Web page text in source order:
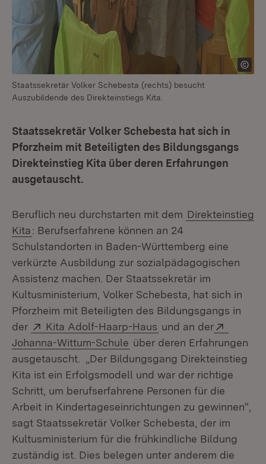
Staatssekretär Volker Schebesta (rechts) besucht
Auszubildende des Direkteinstiegs Kita.
Staatssekretär Volker Schebesta hat sich in
Pforzheim mit Beteiligten des Bildungsgangs
Direkteinstieg Kita über deren Erfahrungen
ausgetauscht.
Beruflich neu durchstarten mit dem Direkteinstieg
Kita: Berufserfahrene können an 24
Schulstandorten in Baden-Württemberg eine
verkürzte Ausbildung zur sozialpädagogischen
Assistenz machen. Der Staatssekretär im
Kultusministerium, Volker Schebesta, hat sich in
Pforzheim mit Beteiligten des Bildungsgangs in
der
Extern:
Kita Adolf-Haarp-Haus (Öffnet in neuem
und an der
Johanna-Wittum-Schule (Öffnet in neuem Fenster)
über deren Erfahrungen
ausgetauscht. „Der Bildungsgang Direkteinstieg
Kita ist ein Erfolgsmodell und war der richtige
Schritt, um berufserfahrene Personen für die
Arbeit in Kindertageseinrichtungen zu gewinnen“,
sagt Staatssekretär Volker Schebesta, der im
Kultusministerium für die frühkindliche Bildung
zuständig ist. Dies belegen unter anderem die